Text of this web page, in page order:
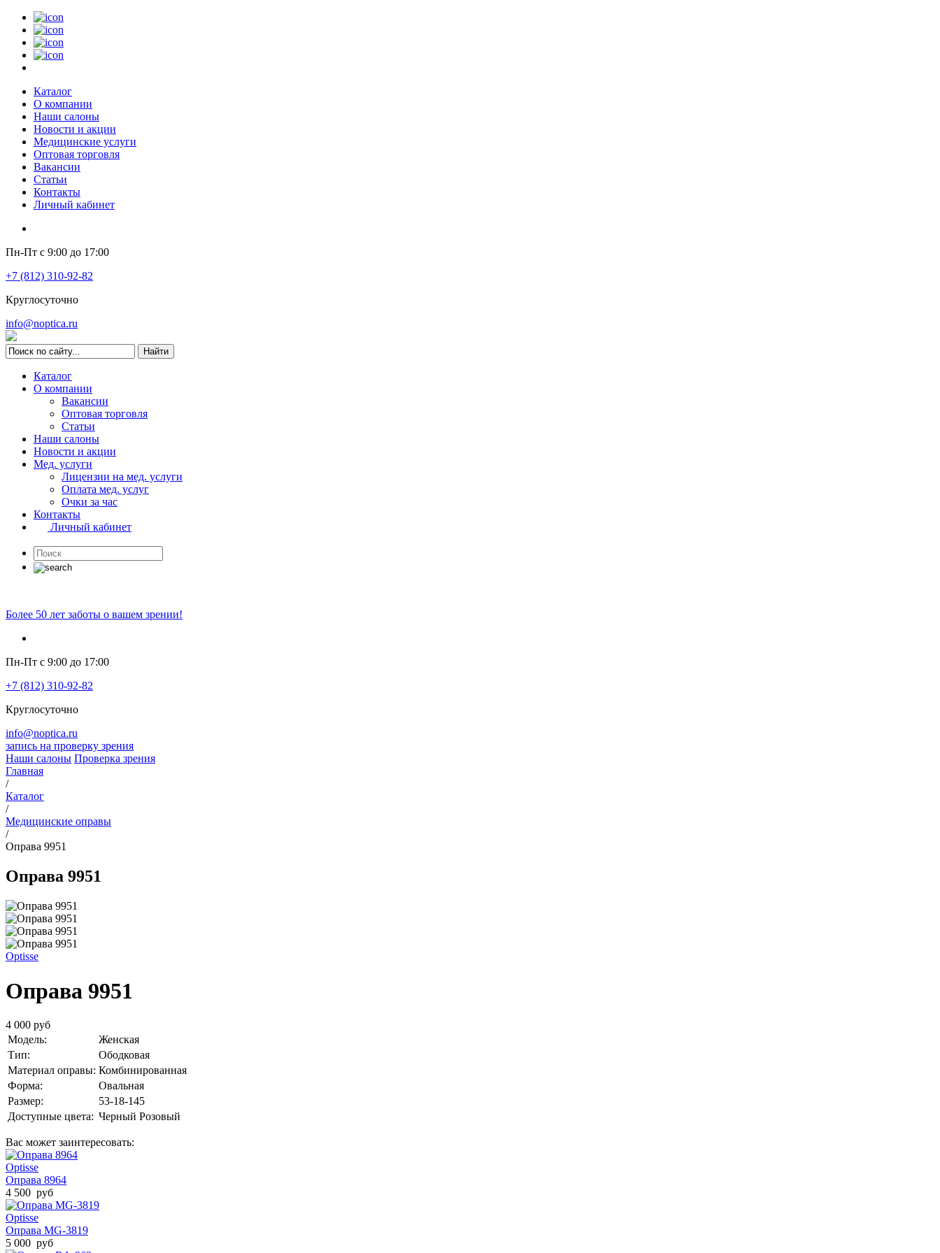
Каталог
О компании
Наши салоны
Новости и акции
Медицинские услуги
Оптовая торговля
Вакансии
Статьи
Контакты
Личный кабинет
Пн-Пт с 9:00 до 17:00
+7 (812) 310-92-82
Круглосуточно
info@noptica.ru
Каталог
О компании
Вакансии
Оптовая торговля
Статьи
Наши салоны
Новости и акции
Мед. услуги
Лицензии на мед. услуги
Оплата мед. услуг
Очки за час
Контакты
Личный кабинет
Более 50 лет заботы о вашем зрении!
Пн-Пт с 9:00 до 17:00
+7 (812) 310-92-82
Круглосуточно
info@noptica.ru
запись на проверку зрения
Наши салоны Проверка зрения
Главная
/
Каталог
/
Медицинские оправы
/
Оправа 9951
Оправа 9951
Optisse
Оправа 9951
4 000 руб
Модель:
Женская
Тип:
Ободковая
Материал оправы: Комбинированная
Форма:
Овальная
Размер:
53-18-145
Доступные цвета: Черный Розовый
Вас может заинтересовать:
Optisse
Оправа 8964
4 500 руб
Optisse
Оправа MG-3819
5 000 руб